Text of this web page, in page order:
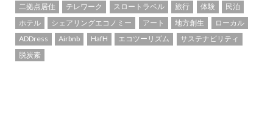
二拠点居住
テレワーク スロートラベル 旅行 体験
民泊
ホテル
シェアリングエコノミー アート 地方創生
ローカル
ADDress
Airbnb HafH エコツーリズム
サステナビリティ
脱炭素